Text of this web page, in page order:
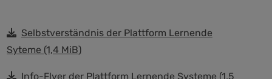
Selbstverständnis der Plattform Lernende
Syteme (1,4 MiB)
Info-Flyer der Plattform Lernende Systeme (1,5